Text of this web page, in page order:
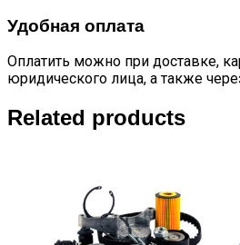
Удобная оплата
Оплатить можно при доставке,
юридического лица, а также
Related products